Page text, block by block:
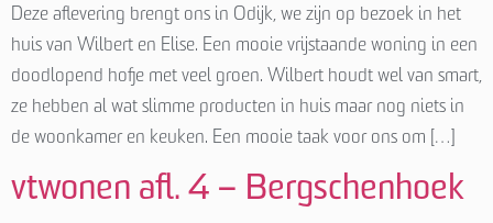
Deze aflevering brengt ons in Odijk, we zijn op bezoek in het
huis van Wilbert en Elise. Een mooie vrijstaande woning in een
doodlopend hofje met veel groen. Wilbert houdt wel van smart,
ze hebben al wat slimme producten in huis maar nog niets in
de woonkamer en keuken. Een mooie taak voor ons om […]
vtwonen afl. 4 – Bergschenhoek